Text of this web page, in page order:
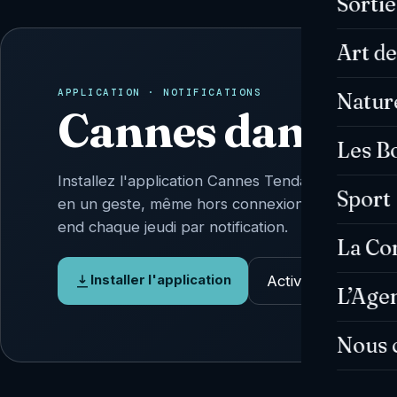
Art
Les
Sport
La
Nous
APPLICATION · NOTIFICATIONS
Cannes dans
Installez l'application Cannes Tendances : l'actu
en un geste, même hors connexion, et l'Agenda
end chaque jeudi par notification.
Installer l'application Activer les alertes